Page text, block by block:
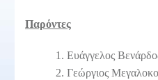
Παρόντες
Ευάγγελος
Γεώργιος